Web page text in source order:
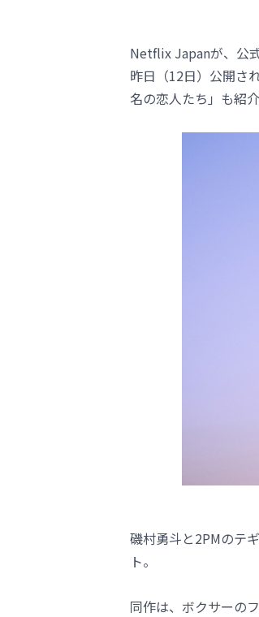
Netflix Japanが、公
昨日（12日）公開さ
名の恋人たち」も紹
磯村勇斗と2PMのテ
ト。
同作は、ボクサーの